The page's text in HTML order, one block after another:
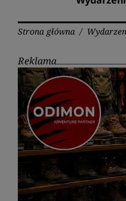
Strona główna /
Reklama